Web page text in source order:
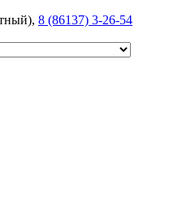
8 (86137) 3-26-54